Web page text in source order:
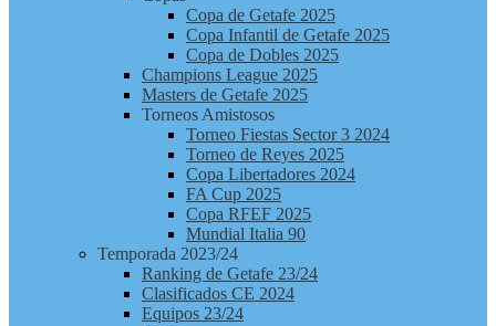
Copa de Getafe 2025
Copa Infantil de Getafe 2025
Copa de Dobles 2025
Champions League 2025
Masters de Getafe 2025
Torneos Amistosos
Torneo Fiestas Sector 3 2024
Torneo de Reyes 2025
Copa Libertadores 2024
FA Cup 2025
Copa RFEF 2025
Mundial Italia 90
Temporada 2023/24
Ranking de Getafe 23/24
Clasificados CE 2024
Equipos 23/24